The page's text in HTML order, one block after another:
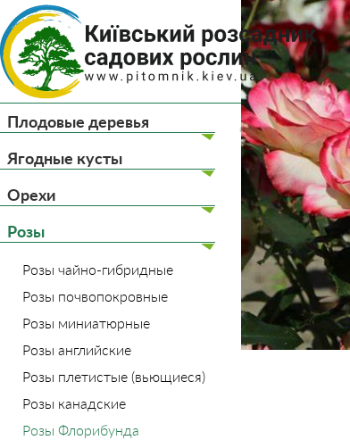
Плодовые деревья
Ягодные кусты
Орехи
Розы
Розы чайно-гибридные
Розы почвопокровные
Розы миниатюрные
Розы английские
Розы плетистые (вьющиеся)
Розы канадские
Розы Флорибунда
Главная Розы